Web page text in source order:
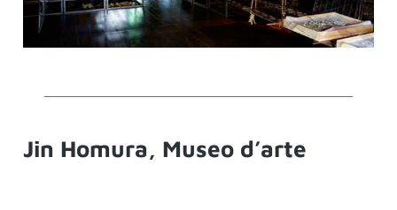
Jin Homura, Museo d’arte